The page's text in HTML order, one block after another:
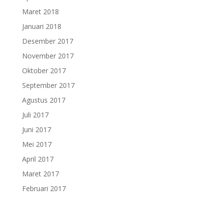
Maret 2018
Januari 2018
Desember 2017
November 2017
Oktober 2017
September 2017
Agustus 2017
Juli 2017
Juni 2017
Mei 2017
April 2017
Maret 2017
Februari 2017